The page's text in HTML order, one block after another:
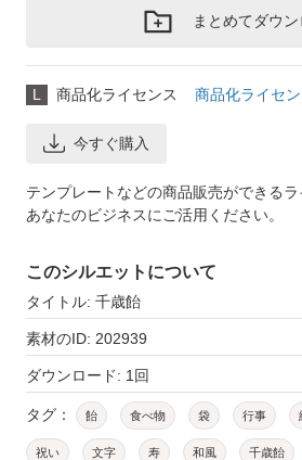
まとめてダウン
L 商品化ライセンス 商品化ライセ
今すぐ購入
テンプレートなどの商品販売ができるラ
あなたのビジネスにご活用ください。
このシルエットについて
タイトル: 千歳飴
素材のID: 202939
ダウンロード: 1回
タグ： 飴 食べ物 袋 行事
祝い 文字 寿 和風 千歳飴